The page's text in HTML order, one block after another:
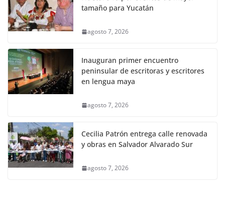
tamaño para Yucatán
agosto 7, 2026
Inauguran primer encuentro
peninsular de escritoras y escritores
en lengua maya
agosto 7, 2026
Cecilia Patrón entrega calle renovada
y obras en Salvador Alvarado Sur
agosto 7, 2026